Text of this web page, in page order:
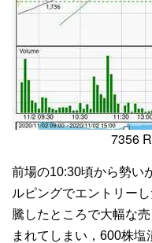
7356
前場の10:30頃から勢い
ルピングでエントリー
騰したところで大幅な
まれてしまい，600株